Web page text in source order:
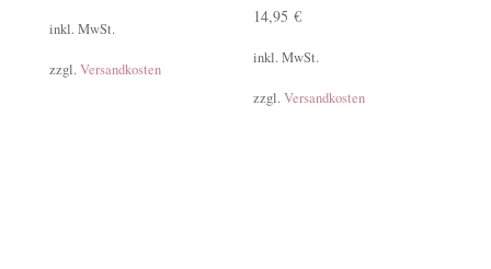
inkl. MwSt.
zzgl. Versandkosten
14,95€
inkl. MwSt.
zzgl.Versandkosten